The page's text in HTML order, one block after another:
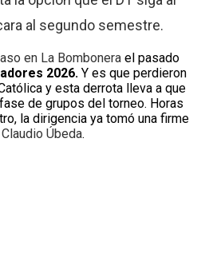
al segundo semestre.
en La Bombonera el pasado
2026. Y es que perdieron
y esta derrota lleva a que
de grupos del torneo. Horas
la dirigencia ya tomó una firme
Claudio Úbeda.